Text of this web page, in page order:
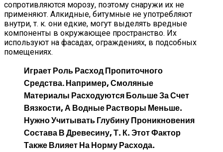
сопротивляются морозу, поэтому снаружи их не
применяют. Алкидные, битумные не употребляют
внутри, т. к. они едкие, могут выделять вредные
компоненты в окружающее пространство. Их
используют на фасадах, ограждениях, в подсобных
помещениях.
Играет РольРасход Пропиточного
Средства.Например, Смоляные
Материалы Расходуются Больше За Счет
Вязкости, А Водные Растворы Меньше.
Нужно Учитывать Глубину Проникновения
Состава В Древесину, Т. К. Этот Фактор
Также Влияет На Норму Расхода.